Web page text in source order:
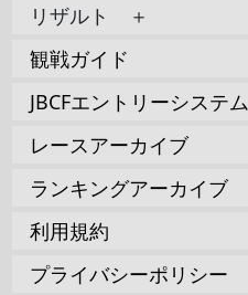
リザルト ＋
観戦ガイド
JBCFエントリーシステム
レースアーカイブ
ランキングアーカイブ
利用規約
プライバシーポリシー